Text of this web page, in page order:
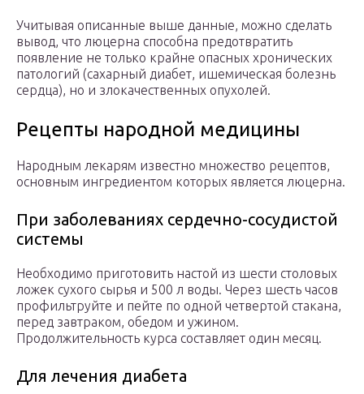
Учитывая описанные выше данные, можно сделать
вывод, что люцерна способна предотвратить
появление не только крайне опасных хронических
патологий (сахарный диабет, ишемическая болезнь
сердца), но и злокачественных опухолей.
Рецепты народной медицины
Народным лекарям известно множество рецептов,
основным ингредиентом которых является люцерна.
При заболеваниях сердечно-сосудистой
системы
Необходимо приготовить настой из шести столовых
ложек сухого сырья и 500 л воды. Через шесть часов
профильтруйте и пейте по одной четвертой стакана,
перед завтраком, обедом и ужином.
Продолжительность курса составляет один месяц.
Для лечения диабета